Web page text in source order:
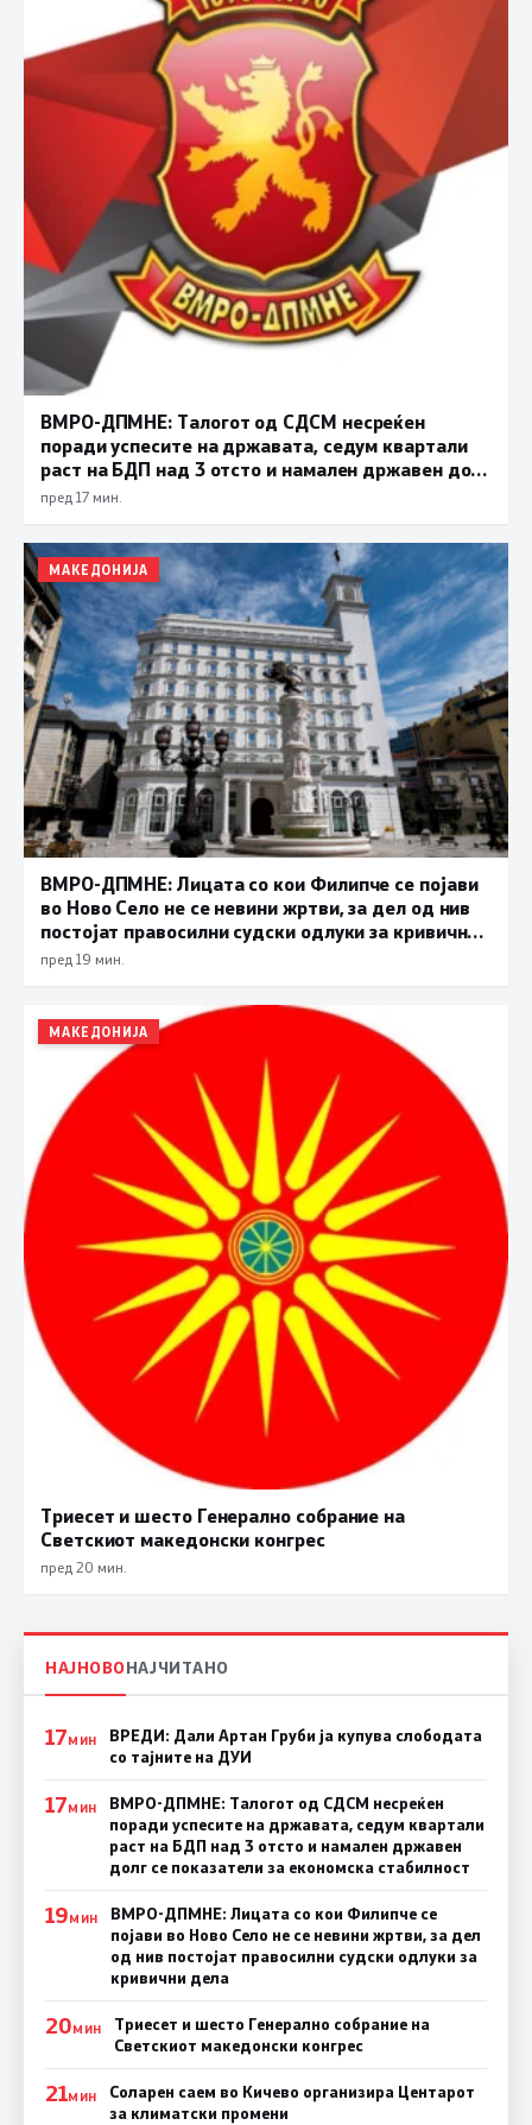
ВМРО-ДПМНЕ: Талогот од СДСМ несреќен
поради успесите на државата, седум квартали
раст на БДП над 3 отсто и намален државен долг
се показатели за економска стабилност
пред 17 мин.
МАКЕДОНИЈА
ВМРО-ДПМНЕ: Лицата со кои Филипче се појави
во Ново Село не се невини жртви, за дел од нив
постојат правосилни судски одлуки за кривични
дела
пред 19 мин.
МАКЕДОНИЈА
Триесет и шесто Генерално собрание на
Светскиот македонски конгрес
пред 20 мин.
НАЈНОВОНАЈЧИТАНО
17МИН
ВРЕДИ: Дали Артан Груби ја купува слободата
со тајните на ДУИ
17МИН
ВМРО-ДПМНЕ: Талогот од СДСМ несреќен
поради успесите на државата, седум квартали
раст на БДП над 3 отсто и намален државен
долг се показатели за економска стабилност
19МИН
ВМРО-ДПМНЕ: Лицата со кои Филипче се
појави во Ново Село не се невини жртви, за дел
од нив постојат правосилни судски одлуки за
кривични дела
20МИН
Триесет и шесто Генерално собрание на
Светскиот македонски конгрес
21МИН
Соларен саем во Кичево организира Центарот
за климатски промени